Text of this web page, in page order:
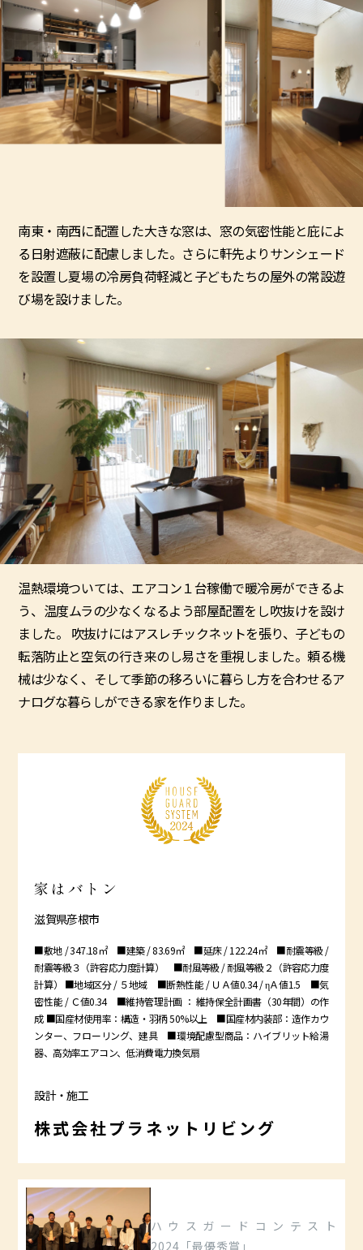
南東・南西に配置した大きな窓は、窓の気密性能と庇によ
る日射遮蔽に配慮しました。さらに軒先よりサンシェード
を設置し夏場の冷房負荷軽減と子どもたちの屋外の常設遊
び場を設けました。
温熱環境ついては、エアコン１台稼働で暖冷房ができるよ
う、温度ムラの少なくなるよう部屋配置をし吹抜けを設け
ました。 吹抜けにはアスレチックネットを張り、子どもの
転落防止と空気の行き来のし易さを重視しました。頼る機
械は少なく、そして季節の移ろいに暮らし方を合わせるア
ナログな暮らしができる家を作りました。
家はバトン
滋賀県彦根市
■敷地 / 347.18㎡ ■建築 / 83.69㎡ ■延床 / 122.24㎡ ■耐震等級 /
耐震等級３（許容応力度計算） ■耐風等級 / 耐風等級２（許容応力度
計算） ■地域区分 / ５地域 ■断熱性能 / ＵＡ値0.34 / ηＡ値1.5 ■気
密性能 / Ｃ値0.34 ■維持管理計画 ： 維持保全計画書（30年間）の作
成 ■国産材使用率：構造・羽柄 50%以上 ■国産材内装部：造作カウ
ンター、フローリング、建具 ■環境配慮型商品：ハイブリット給湯
器、高効率エアコン、低消費電力換気扇
設計・施工
株式会社プラネットリビング
ハウスガードコンテスト
2024「最優秀賞」